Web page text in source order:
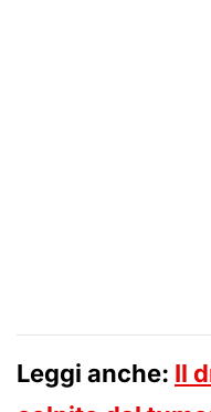
Leggi anche: Il